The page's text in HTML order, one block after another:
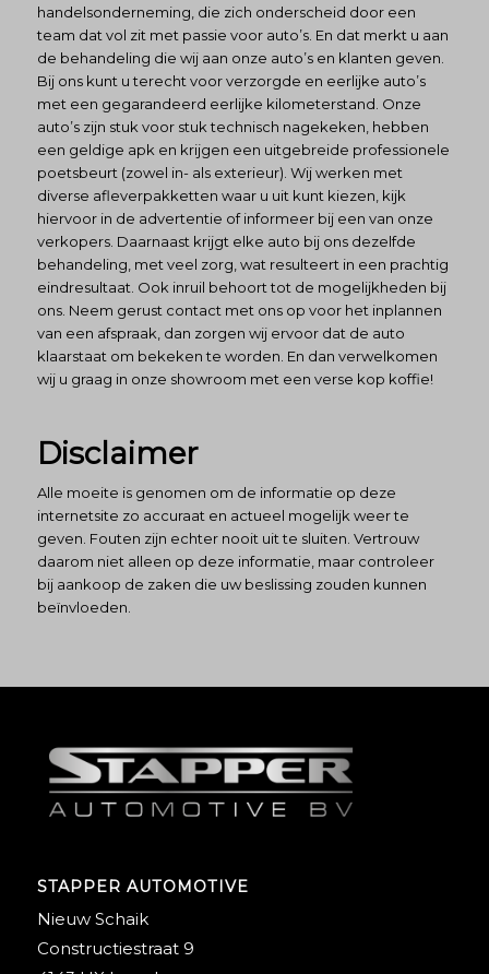
handelsonderneming, die zich onderscheid door een
team dat vol zit met passie voor auto’s. En dat merkt u aan
de behandeling die wij aan onze auto’s en klanten geven.
Bij ons kunt u terecht voor verzorgde en eerlijke auto’s
met een gegarandeerd eerlijke kilometerstand. Onze
auto’s zijn stuk voor stuk technisch nagekeken, hebben
een geldige apk en krijgen een uitgebreide professionele
poetsbeurt (zowel in- als exterieur). Wij werken met
diverse afleverpakketten waar u uit kunt kiezen, kijk
hiervoor in de advertentie of informeer bij een van onze
verkopers. Daarnaast krijgt elke auto bij ons dezelfde
behandeling, met veel zorg, wat resulteert in een prachtig
eindresultaat. Ook inruil behoort tot de mogelijkheden bij
ons. Neem gerust contact met ons op voor het inplannen
van een afspraak, dan zorgen wij ervoor dat de auto
klaarstaat om bekeken te worden. En dan verwelkomen
wij u graag in onze showroom met een verse kop koffie!
Disclaimer
Alle moeite is genomen om de informatie op deze
internetsite zo accuraat en actueel mogelijk weer te
geven. Fouten zijn echter nooit uit te sluiten. Vertrouw
daarom niet alleen op deze informatie, maar controleer
bij aankoop de zaken die uw beslissing zouden kunnen
beïnvloeden.
STAPPER AUTOMOTIVE
Nieuw Schaik
Constructiestraat 9